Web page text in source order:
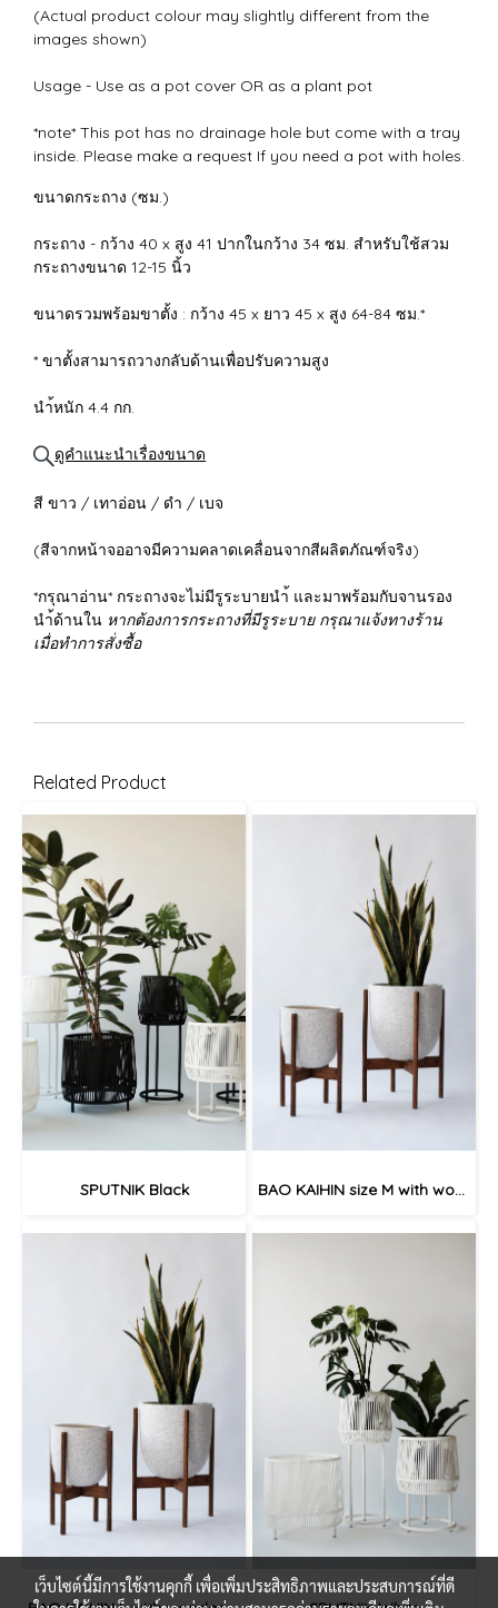
(Actual product colour may slightly different from the
images shown)
Usage - Use as a pot cover OR as a plant pot
*note* This pot has no drainage hole but come with a tray
inside. Please make a request If you need a pot with holes.
ขนาดกระถาง (ซม.)
กระถาง - กว้าง 40 x สูง 41 ปากในกว้าง 34 ซม. สำหรับใช้สวม
กระถางขนาด 12-15 นิ้ว
ขนาดรวมพร้อมขาตั้ง : กว้าง 45 x ยาว 45 x สูง 64-84 ซม.*
* ขาตั้งสามารถวางกลับด้านเพื่อปรับความสูง
นำ้หนัก 4.4 กก.
ดูคำแนะนำเรื่องขนาด
สี ขาว / เทาอ่อน / ดำ / เบจ
(สีจากหน้าจออาจมีความคลาดเคลื่อนจากสีผลิตภัณฑ์จริง)
*กรุณาอ่าน* กระถางจะไม่มีรูระบายนำ้ และมาพร้อมกับจานรอง
นำ้ด้านใน หากต้องการกระถางที่มีรูระบาย กรุณาแจ้งทางร้าน
เมื่อทำการสั่งซื้อ
Related Product
SPUTNIK Black BAO KAIHIN size M with wooden stand
เว็บไซต์นี้มีการใช้งานคุกกี้ เพื่อเพิ่มประสิทธิภาพและประสบการณ์ที่ดี